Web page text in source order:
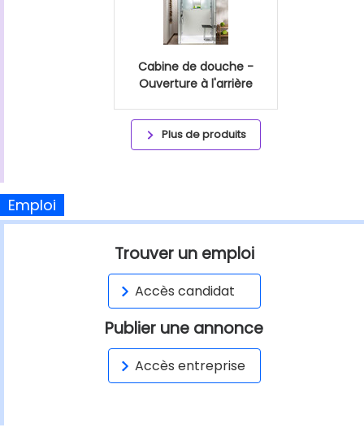
Cabine de douche -
Ouverture à l'arrière
Plus de produits
Emploi
Trouver un emploi
Accès candidat
Publier une annonce
Accès entreprise